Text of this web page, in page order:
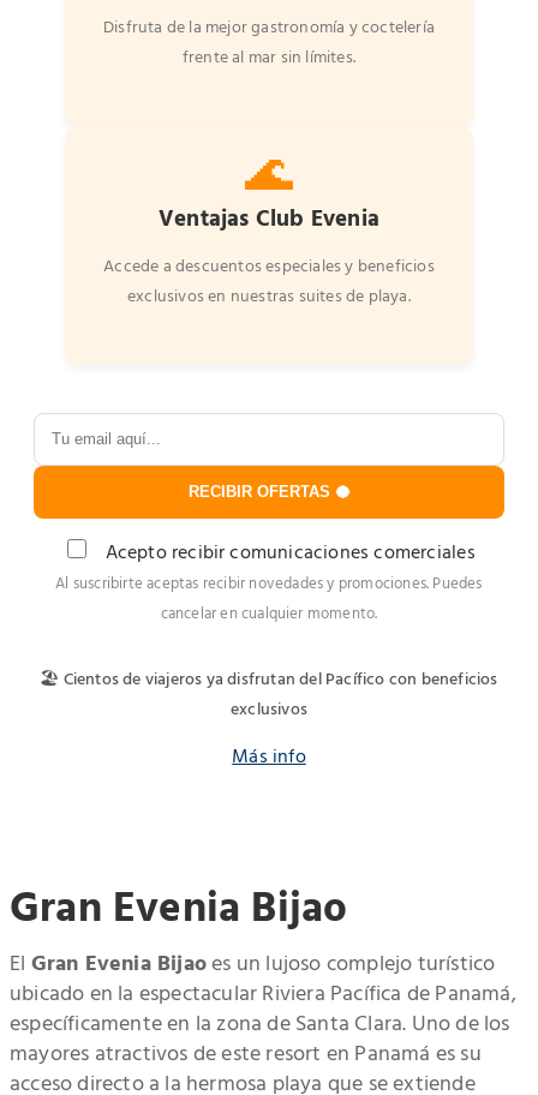
Disfruta de la mejor gastronomía y coctelería
frente al mar sin límites.
🌊
Ventajas Club Evenia
Accede a descuentos especiales y beneficios
exclusivos en nuestras suites de playa.
RECIBIR OFERTAS 🥥
Acepto recibir comunicaciones comerciales
Al suscribirte aceptas recibir novedades y promociones. Puedes
cancelar en cualquier momento.
🏖️ Cientos de viajeros ya disfrutan del Pacífico con beneficios
exclusivos
Más info
Gran Evenia Bijao
El Gran Evenia Bijaoes un lujoso complejo turístico
ubicado en la espectacular Riviera Pacífica de Panamá,
específicamente en la zona de Santa Clara. Uno de los
mayores atractivos de este resort en Panamá es su
acceso directo a la hermosa playa que se extiende